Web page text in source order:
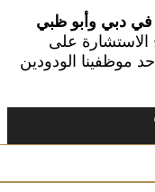
في دبي وأبو ظبي
على
موظفينا الودودين